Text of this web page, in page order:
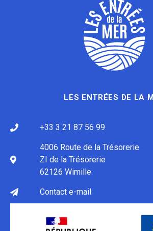
LES ENTRÉES DE LA
+33 3 21 87 56 99
4006 Route de la Trésorerie
ZI de la Trésorerie
62126 Wimille
Contact e-mail